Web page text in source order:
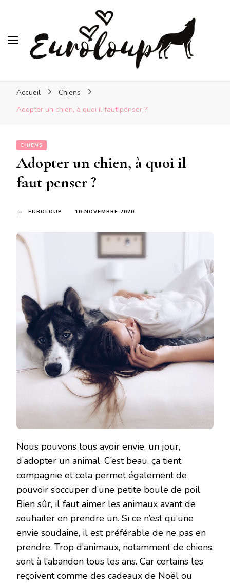
Accueil
Chiens
Adopter un chien, à quoi il faut penser ?
CHIENS
Adopter un chien, à quoi il
faut penser ?
par EUROLOUP 10 NOVEMBRE 2020
Nous pouvons tous avoir envie, un jour,
d’adopter un animal. C’est beau, ça tient
compagnie et cela permet également de
pouvoir s’occuper d’une petite boule de poil.
Bien sûr, il faut aimer les animaux avant de
souhaiter en prendre un. Si ce n’est qu’une
envie soudaine, il est préférable de ne pas en
prendre. Trop d’animaux, notamment de chiens,
sont à l’abandon tous les ans. Car certains les
reçoivent comme des cadeaux de Noël ou